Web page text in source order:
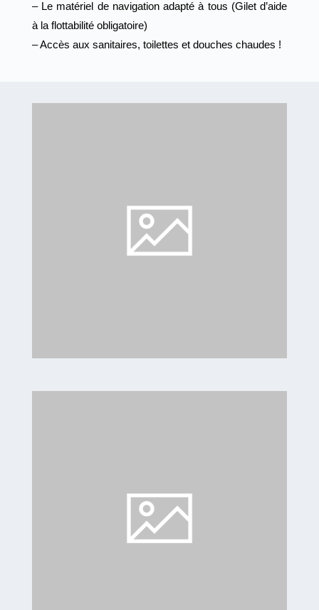
– Le matériel de navigation adapté à tous (Gilet d’aide
à la flottabilité obligatoire)
– Accès aux sanitaires, toilettes et douches chaudes !